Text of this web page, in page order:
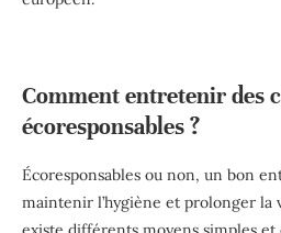
Comment entretenir des
écoresponsables ?
Écoresponsables ou non, un bon
maintenir l’hygiène et prolonger la